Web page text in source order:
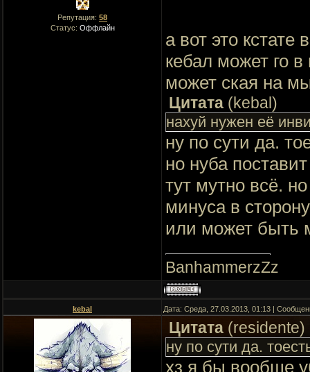
Репутация: 58
Статус: Оффлайн
карты используют
а вот это кстате
кебал может го
может ская на
Цитата (kebal)
нахуй нужен её
ну по сути да.
но нуба
тут мутно всё.
минуса в
или может быть
BanhammerzZz
kebal Дата: Среда, 27.03.2013, 01:13 |
Цитата (residente)
ну по сути да.
хз я бы вообще